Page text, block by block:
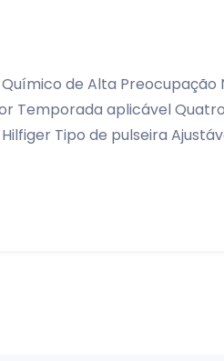
de Alta
Temporada aplicável
Tipo de pulseira
Data de lançamento